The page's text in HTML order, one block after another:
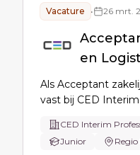
Vacature • 26 mrt.
en
Als Acceptant
vast bij CED
wijzigingen,
en
CED Interim
Junior